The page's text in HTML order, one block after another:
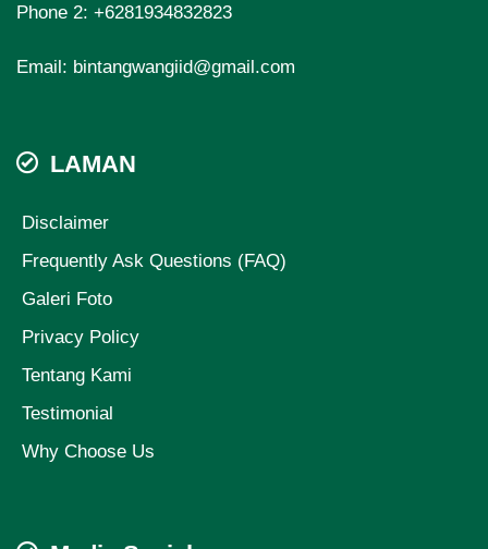
Phone 2: +6281934832823
Email: bintangwangiid@gmail.com
LAMAN
Disclaimer
Frequently Ask Questions (FAQ)
Galeri Foto
Privacy Policy
Tentang Kami
Testimonial
Why Choose Us